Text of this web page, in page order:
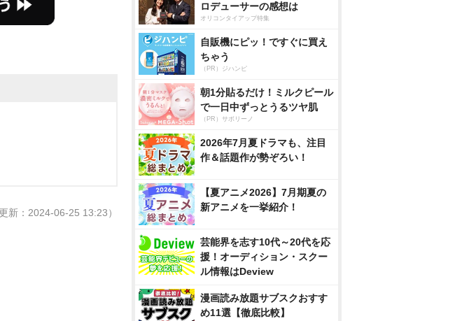
更新：2024-06-25 13:23）
ロデューサーの感想は
オリコンタイアップ特集
自販機にピッ！ですぐに買え
ちゃう
（PR）ジハンピ
朝1分貼るだけ！ミルクピール
で一日中ずっとうるツヤ肌
（PR）サボリーノ
2026年7月夏ドラマも、注目
作＆話題作が勢ぞろい！
【夏アニメ2026】7月期夏の
新アニメを一挙紹介！
芸能界を志す10代～20代を応
援！オーディション・スクー
ル情報はDeview
漫画読み放題サブスクおすす
め11選【徹底比較】